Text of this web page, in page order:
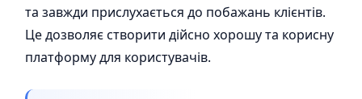
та завжди прислухається до побажань клієнтів.
Це дозволяє створити дійсно хорошу та корисну
платформу для користувачів.